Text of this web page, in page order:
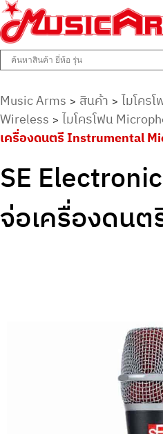
Music Arms
ศูนย์รวมครื่องดนตรีทุกชนิด ตั้งแต่เ
Music Arms > สินค้า > ไมโคร
Wireless > ไมโครโฟน
เครื่องดนตรี Instrumental
SE
จ่อเครื่องดนต